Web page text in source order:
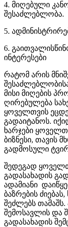
4. მიღებული
შესაძლებლობა.
5.
6.
ინტერესები
რატომ არის
მისი მიღების
ღირებულება
ყოველთვის
გადაიტანოს.
ხარჯები
ბიზნესი, თავის
გადმოსული
შედეგად
გადასახადის
ადამიანი
ბაზრების
შეძლებს თამაშს.
შემოსავლის და
გადასახადის